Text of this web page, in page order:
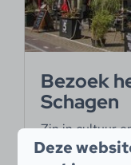
Bezoek
Schagen
Zin in cultuur
stadje
Deze